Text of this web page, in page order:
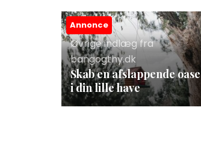
Annonce
Øvrige indlæg fra
bangogthy.dk
Skab en afslappende oase
i din lille have